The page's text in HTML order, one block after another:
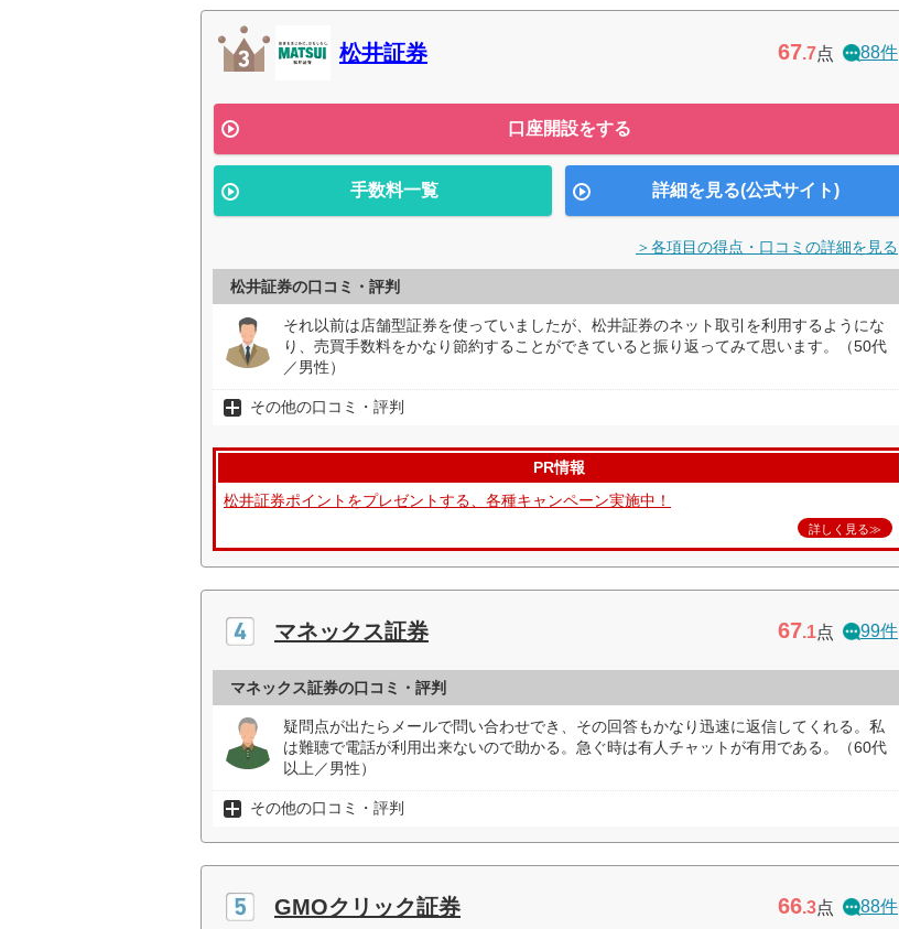
松井証券 67.7点 88件
口座開設をする
手数料一覧 詳細を見る(公式サイト)
＞各項目の得点・口コミの詳細を見る
松井証券の口コミ・評判
それ以前は店舗型証券を使っていましたが、松井証券のネット取引を利用するようにな
り、売買手数料をかなり節約することができていると振り返ってみて思います。（50代
／男性）
その他の口コミ・評判
PR情報
松井証券ポイントをプレゼントする、各種キャンペーン実施中！
詳しく見る≫
マネックス証券 67.1点 99件
マネックス証券の口コミ・評判
疑問点が出たらメールで問い合わせでき、その回答もかなり迅速に返信してくれる。私
は難聴で電話が利用出来ないので助かる。急ぐ時は有人チャットが有用である。（60代
以上／男性）
その他の口コミ・評判
GMOクリック証券 66.3点 88件